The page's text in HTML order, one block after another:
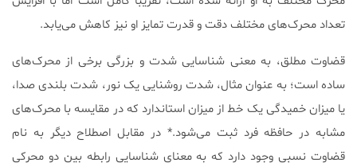
تعداد محرک‌های مختلف دقت و قدرت تمایز او نیز کاهش می‌یابد.
قضاوت مطلق، به معنی شناسایی شدت و بزرگی برخی از محرک‌های
ساده است؛ به عنوان مثال، شدت روشنایی یک نور، شدت بلندی صدا،
یا میزان خمیدگی یک خط از میزان استاندارد که در مقایسه با محرک‌های
مشابه در حافظه فرد ثبت می‌شود.* در مقابل اصطلاح دیگر به نام
قضاوت نسبی وجود دارد که به معنای شناسایی رابطه بین دو محرکی